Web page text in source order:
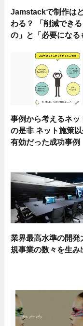
Jamstackで制作は
わる？ 「削減できる
の」と「必要になる
事例から考えるネッ
の是非 ネット施策
有効だった成功事例
業界最高水準の開発
規事業の数々を生み